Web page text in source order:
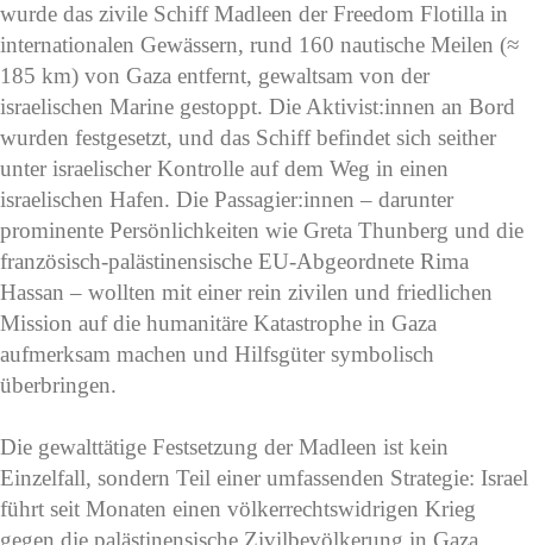
wurde das zivile Schiff Madleen der Freedom Flotilla in
internationalen Gewässern, rund 160 nautische Meilen (≈
185 km) von Gaza entfernt, gewaltsam von der
israelischen Marine gestoppt. Die Aktivist:innen an Bord
wurden festgesetzt, und das Schiff befindet sich seither
unter israelischer Kontrolle auf dem Weg in einen
israelischen Hafen. Die Passagier:innen – darunter
prominente Persönlichkeiten wie Greta Thunberg und die
französisch-palästinensische EU-Abgeordnete Rima
Hassan – wollten mit einer rein zivilen und friedlichen
Mission auf die humanitäre Katastrophe in Gaza
aufmerksam machen und Hilfsgüter symbolisch
überbringen.
Die gewalttätige Festsetzung der Madleen ist kein
Einzelfall, sondern Teil einer umfassenden Strategie: Israel
führt seit Monaten einen völkerrechtswidrigen Krieg